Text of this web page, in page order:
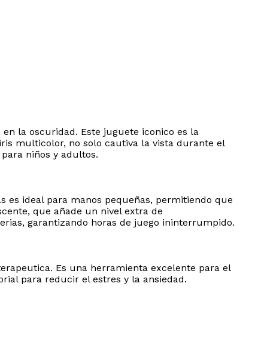
la oscuridad. Este juguete iconico es la
multicolor, no solo cautiva la vista durante el
niños y adultos.
es ideal para manos pequeñas, permitiendo que
que añade un nivel extra de
garantizando horas de juego ininterrumpido.
Es una herramienta excelente para el
para reducir el estres y la ansiedad.